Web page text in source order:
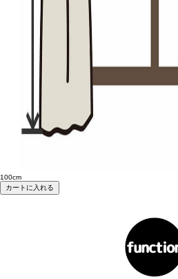
100cm
カートに入れる